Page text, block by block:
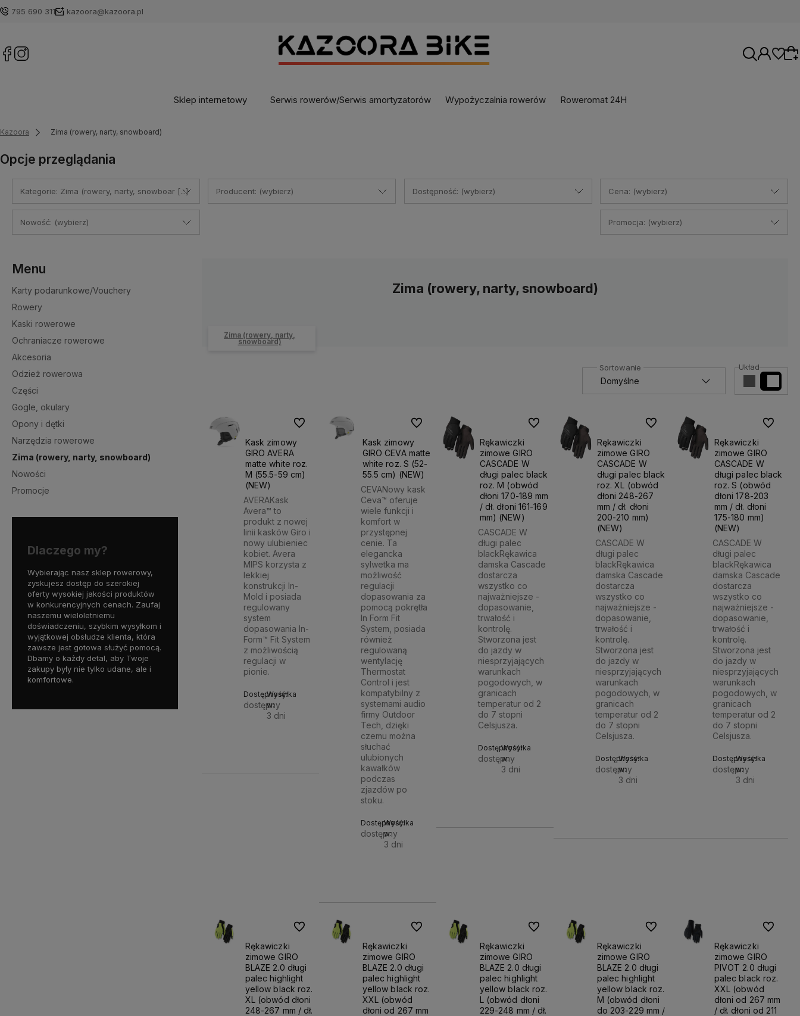
795 690 311 kazoora@kazoora.pl
Sklep internetowy Serwis rowerów/Serwis amortyzatorów Wypożyczalnia rowerów Roweromat 24H
Kazoora Zima (rowery, narty, snowboard)
Opcje przeglądania
Kategorie: Zima (rowery, narty, snowboar [...] Producent: (wybierz) Dostępność: (wybierz) Cena: (wybierz)
Nowość: (wybierz) Promocja: (wybierz)
Menu
Karty podarunkowe/Vouchery
Rowery
Kaski rowerowe
Ochraniacze rowerowe
Akcesoria
Odzież rowerowa
Części
Gogle, okulary
Opony i dętki
Narzędzia rowerowe
Zima (rowery, narty, snowboard)
Nowości
Promocje
Dlaczego my?
Wybierając nasz sklep rowerowy,
zyskujesz dostęp do szerokiej
oferty wysokiej jakości produktów
w konkurencyjnych cenach. Zaufaj
naszemu wieloletniemu
doświadczeniu, szybkim wysyłkom i
wyjątkowej obsłudze klienta, która
zawsze jest gotowa służyć pomocą.
Dbamy o każdy detal, aby Twoje
zakupy były nie tylko udane, ale i
komfortowe.
Zima (rowery, narty, snowboard)
Zima (rowery, narty,
snowboard)
Układ
Kask zimowy
GIRO AVERA
matte white roz.
M (55.5-59 cm)
(NEW)
AVERAKask
Avera™ to
produkt z nowej
linii kasków Giro i
nowy ulubieniec
kobiet. Avera
MIPS korzysta z
lekkiej
konstrukcji In-
Mold i posiada
regulowany
system
dopasowania In-
Form™ Fit System
z możliwością
regulacji w
pionie.
Dostępność:
dostępny
Wysyłka
w:
3 dni
Do ulubionych
Kask zimowy
GIRO CEVA matte
white roz. S (52-
55.5 cm) (NEW)
CEVANowy kask
Ceva™ oferuje
wiele funkcji i
komfort w
przystępnej
cenie. Ta
elegancka
sylwetka ma
możliwość
regulacji
dopasowania za
pomocą pokrętła
In Form Fit
System, posiada
również
regulowaną
wentylację
Thermostat
Control i jest
kompatybilny z
systemami audio
firmy Outdoor
Tech, dzięki
czemu można
słuchać
ulubionych
kawałków
podczas
zjazdów po
stoku.
Dostępność:
dostępny
Wysyłka
w:
3 dni
Do ulubionych
Rękawiczki
zimowe GIRO
CASCADE W
długi palec black
roz. M (obwód
dłoni 170-189 mm
/ dł. dłoni 161-169
mm) (NEW)
CASCADE W
długi palec
blackRękawica
damska Cascade
dostarcza
wszystko co
najważniejsze -
dopasowanie,
trwałość i
kontrolę.
Stworzona jest
do jazdy w
niesprzyjających
warunkach
pogodowych, w
granicach
temperatur od 2
do 7 stopni
Celsjusza.
Dostępność:
dostępny
Wysyłka
w:
3 dni
Do ulubionych
Rękawiczki
zimowe GIRO
CASCADE W
długi palec black
roz. XL (obwód
dłoni 248-267
mm / dł. dłoni
200-210 mm)
(NEW)
CASCADE W
długi palec
blackRękawica
damska Cascade
dostarcza
wszystko co
najważniejsze -
dopasowanie,
trwałość i
kontrolę.
Stworzona jest
do jazdy w
niesprzyjających
warunkach
pogodowych, w
granicach
temperatur od 2
do 7 stopni
Celsjusza.
Dostępność:
dostępny
Wysyłka
w:
3 dni
Do ulubionych
Rękawiczki
zimowe GIRO
CASCADE W
długi palec black
roz. S (obwód
dłoni 178-203
mm / dł. dłoni
175-180 mm)
(NEW)
CASCADE W
długi palec
blackRękawica
damska Cascade
dostarcza
wszystko co
najważniejsze -
dopasowanie,
trwałość i
kontrolę.
Stworzona jest
do jazdy w
niesprzyjających
warunkach
pogodowych, w
granicach
temperatur od 2
do 7 stopni
Celsjusza.
Dostępność:
dostępny
Wysyłka
w:
3 dni
Do
Rękawiczki
zimowe GIRO
BLAZE 2.0 długi
palec highlight
yellow black roz.
XL (obwód dłoni
248-267 mm / dł.
Do ulubionych
Rękawiczki
zimowe GIRO
BLAZE 2.0 długi
palec highlight
yellow black roz.
XXL (obwód
dłoni od 267 mm
Do ulubionych
Rękawiczki
zimowe GIRO
BLAZE 2.0 długi
palec highlight
yellow black roz.
L (obwód dłoni
229-248 mm / dł.
Do ulubionych
Rękawiczki
zimowe GIRO
BLAZE 2.0 długi
palec highlight
yellow black roz.
M (obwód dłoni
do 203-229 mm /
Do ulubionych
Rękawiczki
zimowe GIRO
PIVOT 2.0 długi
palec black roz.
XXL (obwód
dłoni od 267 mm
/ dł. dłoni od 211
Do